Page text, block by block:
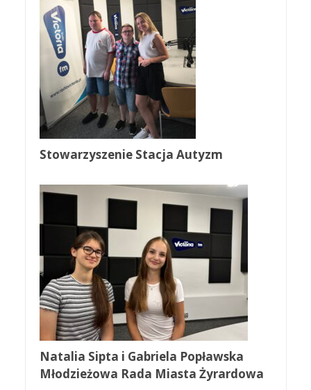
Stowarzyszenie Stacja Autyzm
Natalia Sipta i Gabriela Popławska
Młodzieżowa Rada Miasta Żyrardowa